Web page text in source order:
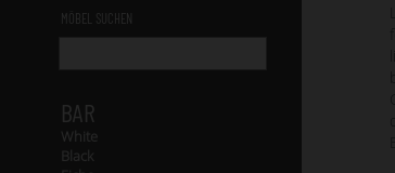
MÖBEL SUCHEN
BAR
White
Black